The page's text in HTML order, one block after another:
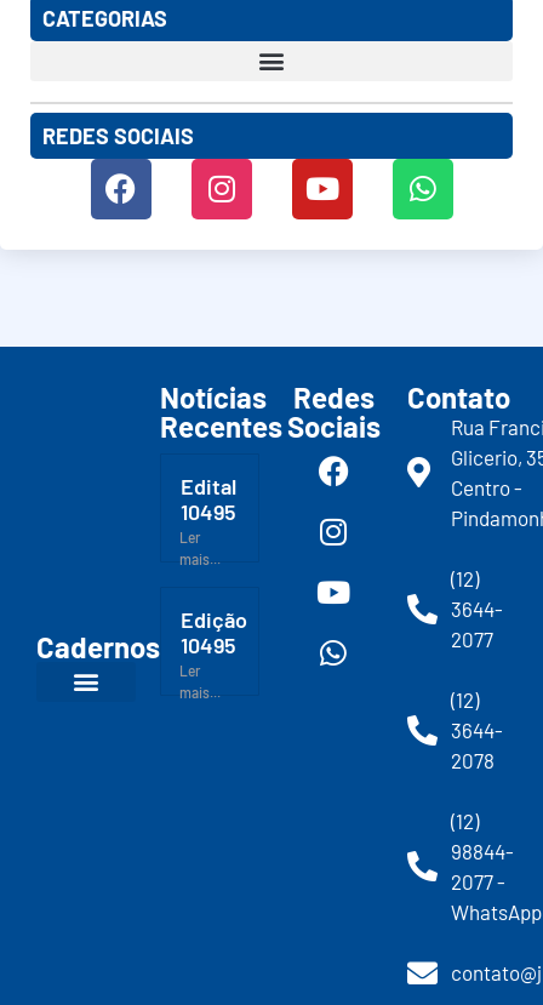
CATEGORIAS
REDES SOCIAIS
Cadernos
Notícias
Recentes
Edital
10495
Ler
mais...
Edição
10495
Ler
mais...
Redes
Sociais
Contato
Rua
Glicerio,
Centro -
(12)
3644-
2077
(12)
3644-
2078
(12)
98844-
2077 -
WhatsApp